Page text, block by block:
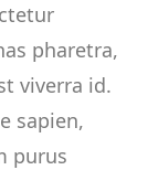
pharetra,
viverra id.
sapien,
purus